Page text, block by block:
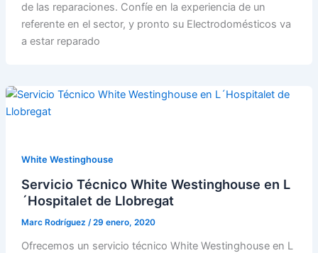
de las reparaciones. Confíe en la experiencia de un
referente en el sector, y pronto su Electrodomésticos va
a estar reparado
White Westinghouse
Servicio Técnico White Westinghouse en L
´Hospitalet de Llobregat
Marc Rodríguez /29 enero, 2020
Ofrecemos un servicio técnico White Westinghouse en L